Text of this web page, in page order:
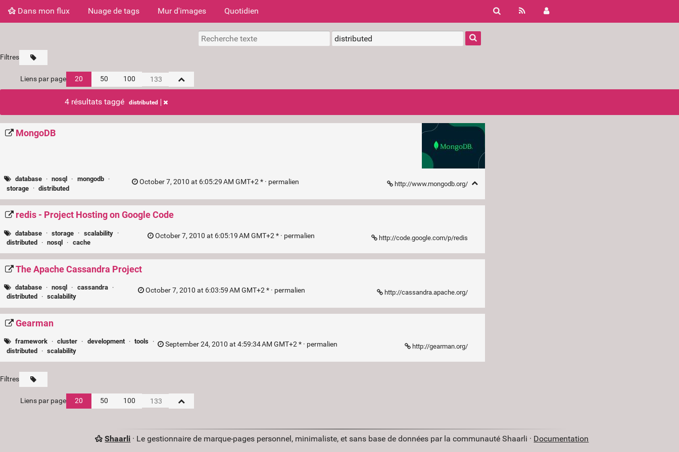
Dans mon flux Nuage de tags Mur d'images Quotidien
Filtres
Liens par page 20 50 100
4 résultats taggé distributed
MongoDB
database · nosql · mongodb
·
storage · distributed
October 7, 2010 at 6:05:29 AM GMT+2 * · permalien http://www.mongodb.org/
redis - Project Hosting on Google Code
database · storage · scalability
·
distributed
· nosql · cache
October 7, 2010 at 6:05:19 AM GMT+2 * · permalien http://code.google.com/p/redis
The Apache Cassandra Project
database · nosql · cassandra
·
distributed
· scalability
October 7, 2010 at 6:03:59 AM GMT+2 * · permalien http://cassandra.apache.org/
Gearman
framework · cluster · development · tools
·
distributed
· scalability
September 24, 2010 at 4:59:34 AM GMT+2 * · permalien http://gearman.org/
Filtres
Liens par page 20 50 100
Shaarli · Le gestionnaire de marque-pages personnel, minimaliste, et sans base de données par la communauté Shaarli · Documentation